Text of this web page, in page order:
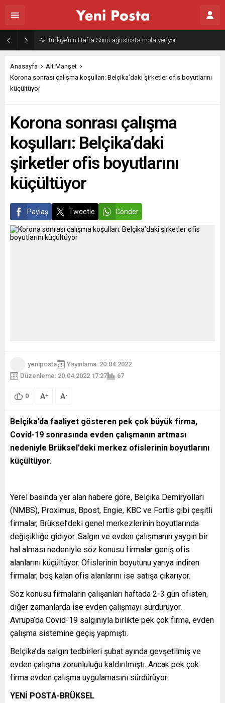
Türkiye’nin Hafta Sonu ağustosta mola veriyor
Anasayfa
Alt Manşet
Korona sonrası çalışma koşulları: Belçika’daki şirketler ofis boyutlarını
küçültüyor
Korona sonrası çalışma
koşulları: Belçika’daki
şirketler ofis boyutlarını
küçültüyor
Paylaş Tweetle Gönder
yeniposta
Yayınlama: 20.04.2022
Düzenleme: 20.04.2022 17:27
67
0 A+ A-
Belçika’da faaliyet gösteren pek çok büyük firma,
Covid-19 sonrasında evden çalışmanın artması
nedeniyle Brüksel’deki merkez ofislerinin boyutlarını
küçültüyor.
Yerel basında yer alan habere göre, Belçika Demiryolları
(NMBS), Proximus, Bpost, Engie, KBC ve Fortis gibi çeşitli
firmalar, Brüksel’deki genel merkezlerinin boyutlarında
değişikliğe gidiyor. Salgın ve evden çalışmanın yaygın bir
hal alması nedeniyle söz konusu firmalar geniş ofis
alanlarını küçültüyor. Ofislerinin boyutunu yarıya indiren
firmalar, boş kalan ofis alanlarını ise satışa çıkarıyor.
Söz konusu firmaların çalışanları haftada 2-3 gün ofisten,
diğer zamanlarda ise evden çalışmayı sürdürüyor.
Avrupa’da Covid-19 salgınıyla birlikte pek çok firma, evden
çalışma sistemine geçiş yapmıştı.
Belçika’da salgın tedbirleri şubat ayında gevşetilmiş ve
evden çalışma zorunluluğu kaldırılmıştı. Ancak pek çok
firma evden çalışma uygulamasını sürdürüyor.
YENİ POSTA-BRÜKSEL